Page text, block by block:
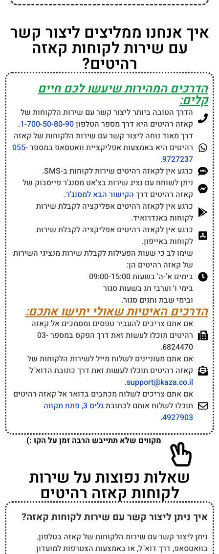
איך אנחנו ממליצים ליצור קשר
עם שירות לקוחות קאזה
רהיטים?
הדרכים המהירות שיעשו לכם חיים
קלים:
הדרך הטובה ביותר ליצור קשר עם שירות הלקוחות של
קאזה רהיטים היא דרך מספר הטלפון1-700-50-80-90
.
דרך מאוד נוחה ליצור קשר עם שירות הלקוחות של קאזה
רהיטים היא באמצעות אפליקציית וואטסאפ במספר055-
9727237
.
כרגע אין לקאזה רהיטים שירות לקוחות ב-SMS.
ניתן לשוחח עם נציג שירות בצ'אט מסנג'ר פייסבוק של
קאזה רהיטים דרך הקישור הבא למסנג'ר.
כרגע אין לקאזה רהיטים אפליקציה לקבלת שירות
לקוחות באנדרואיד.
כרגע אין לקאזה רהיטים אפליקציה לקבלת שירות
לקוחות באייפון.
שימו לב כי שעות הפעילות לקבלת שירות מנציגי השירות
של קאזה רהיטים הן:
בימים א'-ה' בשעות 09:00-15:00
בימי ו' וערבי חג בשעות סגור
ובימי שבת וחגים סגור.
הדרכים האיטיות שאולי יתישו אתכם:
אם אתם צריכים להעביר טפסים ומסמכים אל קאזה
רהיטים תוכלו לעשות זאת דרך הפקס במספר 03-
6824470.
אם אתם מעוניינים לשלוח מייל לשירות הלקוחות של
קאזה רהיטים תוכלו לעשות זאת דרך כתובת הדוא"ל
support@kaza.co.il
.
אם אתם צריכים לשלוח מכתבים בדואר אל קאזה רהיטים
תוכלו לשלוח אותם לכתובת
גליס 3, פתח תקווה
4927903
.
מקווים שלא תתייבש הרבה זמן על הקו :)
שאלות נפוצות על שירות
לקוחות קאזה רהיטים
איך ניתן ליצור קשר עם שירות לקוחות קאזה?
ניתן ליצור קשר עם שירות הלקוחות של קאזה בטלפון,
בוואטסאפ, דרך דוא"ל, או באמצעות הצטרפות למועדון